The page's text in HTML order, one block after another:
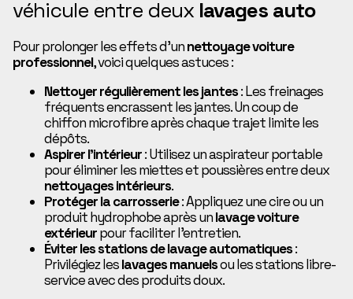
véhicule entre deux lavages auto
Pour prolonger les effets d’unnettoyage voiture
professionnel, voici quelques astuces :
Nettoyer régulièrement les jantes: Les freinages
fréquents encrassent les jantes. Un coup de
chiffon microfibre après chaque trajet limite les
dépôts.
Aspirer l’intérieur: Utilisez un aspirateur portable
pour éliminer les miettes et poussières entre deux
nettoyages intérieurs.
Protéger la carrosserie: Appliquez une cire ou un
produit hydrophobe après unlavage voiture
extérieurpour faciliter l’entretien.
Éviter les stations de lavage automatiques:
Privilégiez leslavages manuelsou les stations libre-
service avec des produits doux.